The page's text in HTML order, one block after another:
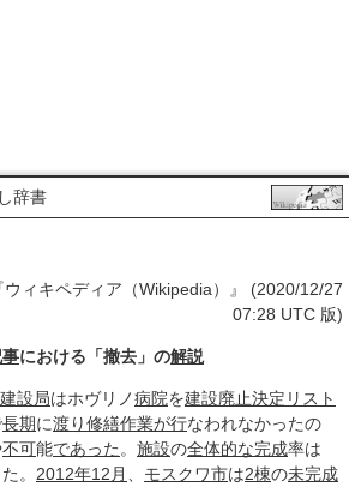
辞書
ィキペディア（Wikipedia）』 (2020/12/27
07:28 UTC 版)
における「撤去」の解説
建設局はホヴリノ病院を建設廃止決定 リスト
長期に渡り修繕作業が行なわれなかったの
不可能であった 。 施設の全体的な完成率は
。 2012年12月 モスクワ市は2棟の未完成